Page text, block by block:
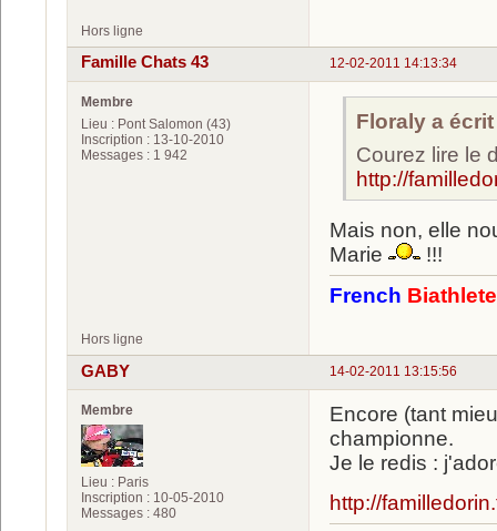
Hors ligne
12-02-2011 14:13:34
Famille Chats 43
Membre
Lieu : Pont Salomon (43)
Inscription : 13-10-2010
Messages : 1 942
Floraly a
Courez lire le
http://
Mais non, elle
Marie
!!!
French
Hors ligne
14-02-2011 13:15:56
GABY
Membre
Lieu : Paris
Inscription : 10-05-2010
Messages : 480
Encore (tant
championne.
Je le redis :
http://